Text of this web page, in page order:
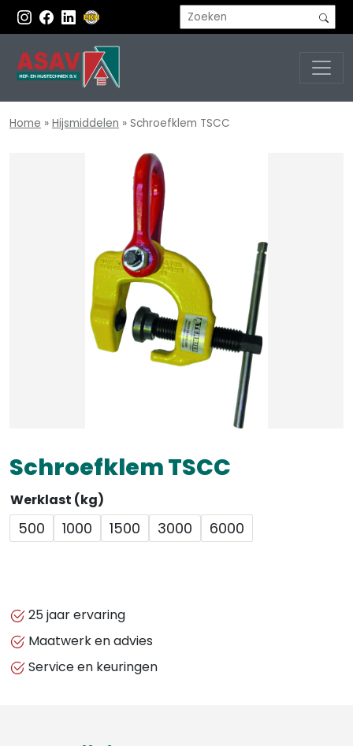
Home » Hijsmiddelen » Schroefklem TSCC
Schroefklem TSCC
Werklast (kg)
500 1000 1500 3000 6000
25 jaar ervaring
Maatwerk en advies
Service en keuringen